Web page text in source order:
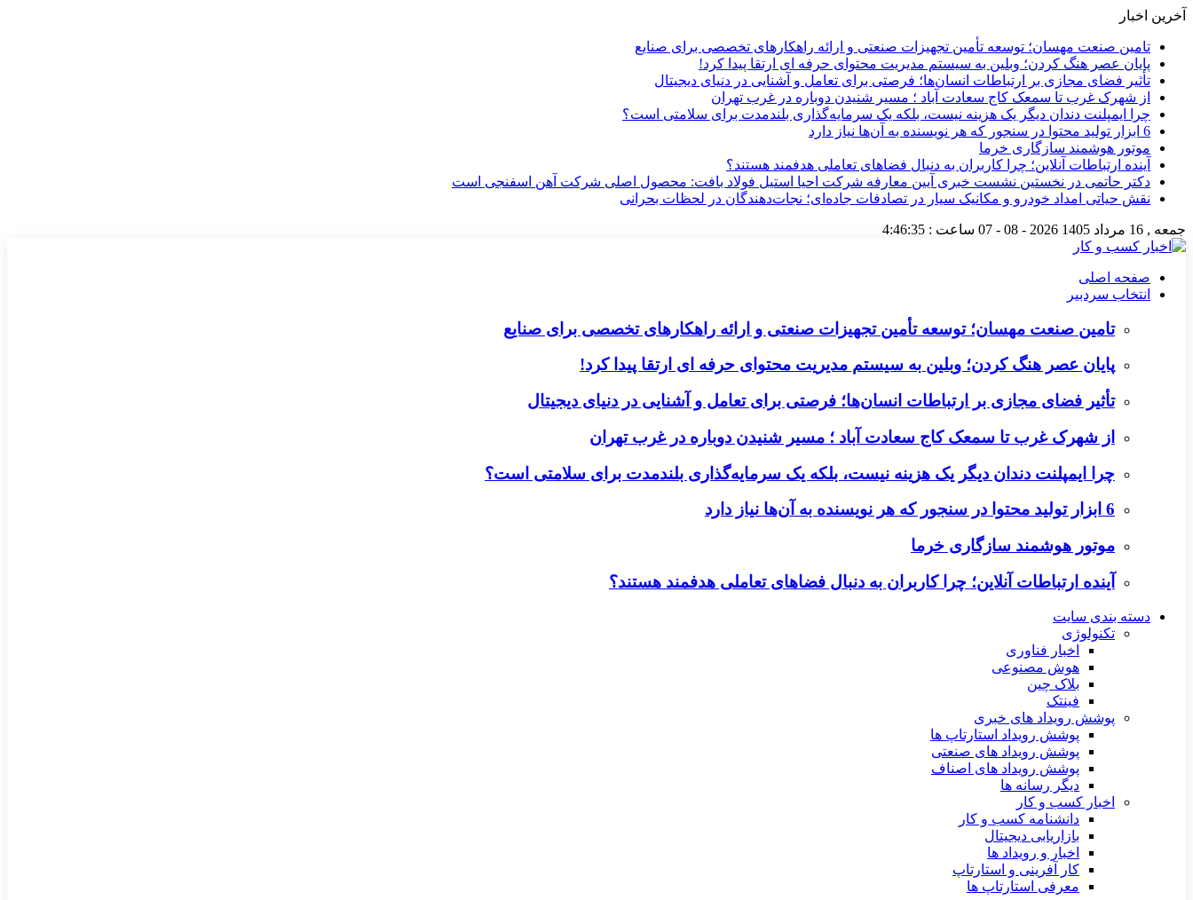
آخرین اخبار
تامین صنعت مهسان؛ توسعه تأمین تجهیزات صنعتی و ارائه راهکارهای تخصصی برای صنایع
پایان عصر هنگ کردن؛ وبلین به سیستم مدیریت محتوای حرفه ای ارتقا پیدا کرد!
تأثیر فضای مجازی بر ارتباطات انسان‌ها؛ فرصتی برای تعامل و آشنایی در دنیای دیجیتال
از شهرک غرب تا سمعک کاج سعادت آباد ؛ مسیر شنیدن دوباره در غرب تهران
چرا ایمپلنت دندان دیگر یک هزینه نیست، بلکه یک سرمایه‌گذاری بلندمدت برای سلامتی است؟
6 ابزار تولید محتوا در سنجور که هر نویسنده به آن‌ها نیاز دارد
موتور هوشمند سازگاری خرما
آینده ارتباطات آنلاین؛ چرا کاربران به دنبال فضاهای تعاملی هدفمند هستند؟
دکتر حاتمی در نخستین نشست خبری آیین معارفه شرکت احیا استیل فولاد بافت: محصول اصلی شرکت آهن اسفنجی است
نقش حیاتی امداد خودرو و مکانیک سیار در تصادفات جاده‌ای؛ نجات‌دهندگان در لحظات بحرانی
جمعه , 16 مرداد 1405 2026 - 08 - 07 ساعت : 4:46:36
صفحه اصلی
انتخاب سردبیر
تامین صنعت مهسان؛ توسعه تأمین تجهیزات صنعتی و ارائه راهکارهای تخصصی برای صنایع
پایان عصر هنگ کردن؛ وبلین به سیستم مدیریت محتوای حرفه ای ارتقا پیدا کرد!
تأثیر فضای مجازی بر ارتباطات انسان‌ها؛ فرصتی برای تعامل و آشنایی در دنیای دیجیتال
از شهرک غرب تا سمعک کاج سعادت آباد ؛ مسیر شنیدن دوباره در غرب تهران
چرا ایمپلنت دندان دیگر یک هزینه نیست، بلکه یک سرمایه‌گذاری بلندمدت برای سلامتی است؟
6 ابزار تولید محتوا در سنجور که هر نویسنده به آن‌ها نیاز دارد
موتور هوشمند سازگاری خرما
آینده ارتباطات آنلاین؛ چرا کاربران به دنبال فضاهای تعاملی هدفمند هستند؟
دسته بندی سایت
تکنولوژی
اخبار فناوری
هوش مصنوعی
بلاک چین
فینتک
پوشش رویداد های خبری
پوشش رویداد استارتاپ ها
پوشش رویداد های صنعتی
پوشش رویداد های اصناف
دیگر رسانه ها
اخبار کسب و کار
دانشنامه کسب و کار
بازاریابی دیجیتال
اخبار و رویداد ها
کار آفرینی و استارتاپ
معرفی استارتاپ ها